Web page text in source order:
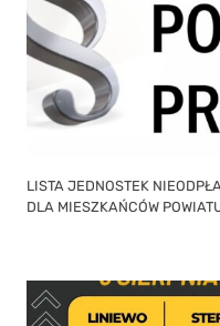
LISTA JEDNOSTEK
DLA MIESZKAŃCÓW